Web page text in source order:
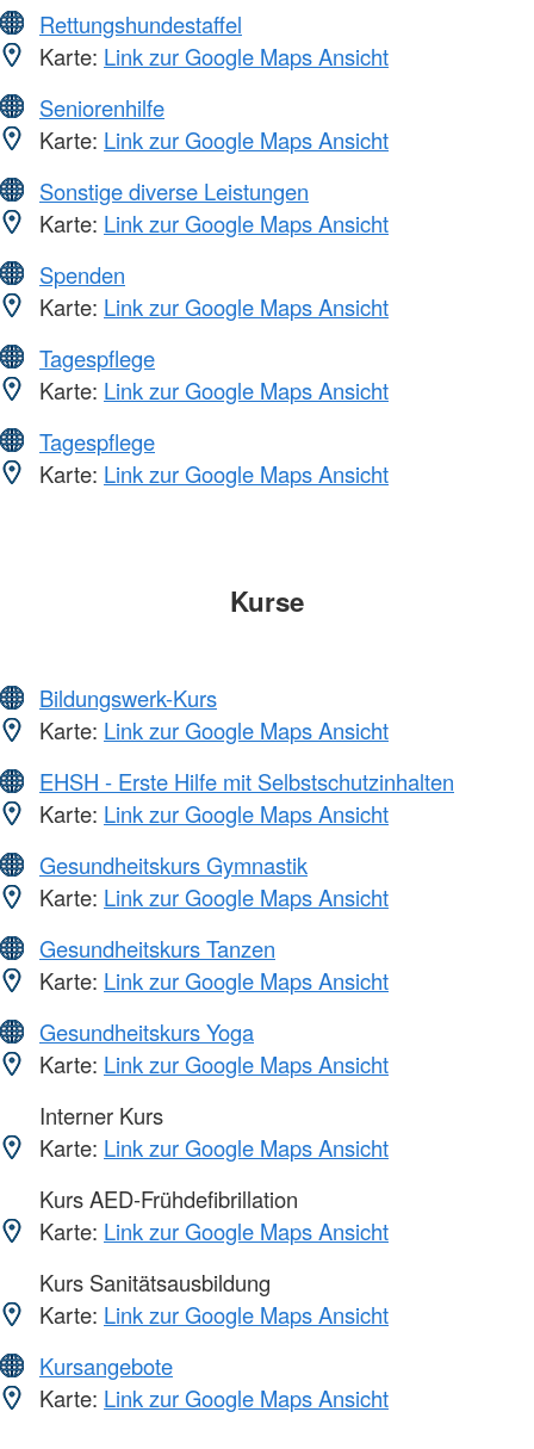
Rettungshundestaffel
Karte: Link zur Google Maps Ansicht
Seniorenhilfe
Karte: Link zur Google Maps Ansicht
Sonstige diverse Leistungen
Karte: Link zur Google Maps Ansicht
Spenden
Karte: Link zur Google Maps Ansicht
Tagespflege
Karte: Link zur Google Maps Ansicht
Tagespflege
Karte: Link zur Google Maps Ansicht
Kurse
Bildungswerk-Kurs
Karte: Link zur Google Maps Ansicht
EHSH - Erste Hilfe mit Selbstschutzinhalten
Karte: Link zur Google Maps Ansicht
Gesundheitskurs Gymnastik
Karte: Link zur Google Maps Ansicht
Gesundheitskurs Tanzen
Karte: Link zur Google Maps Ansicht
Gesundheitskurs Yoga
Karte: Link zur Google Maps Ansicht
Interner Kurs
Karte: Link zur Google Maps Ansicht
Kurs AED-Frühdefibrillation
Karte: Link zur Google Maps Ansicht
Kurs Sanitätsausbildung
Karte: Link zur Google Maps Ansicht
Kursangebote
Karte: Link zur Google Maps Ansicht